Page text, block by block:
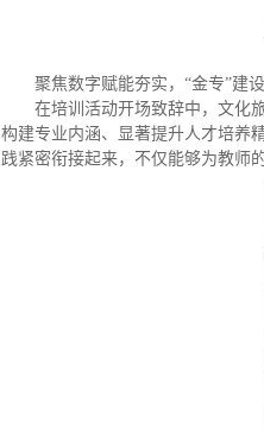
聚焦数字赋能夯实， “金专”建
在培训活动开场致辞中，文化
构建专业内涵、显著提升人才培养
践紧密衔接起来，不仅能够为教师